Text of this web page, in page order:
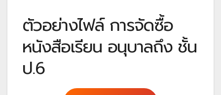
ตัวอย่างไฟล์ การจัดซื้อ
หนังสือเรียน อนุบาลถึง ชั้น
ป.6